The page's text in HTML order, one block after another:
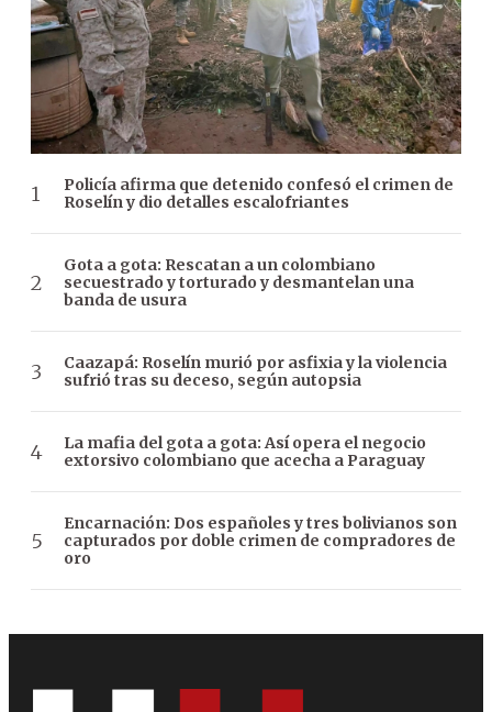
Policía afirma que detenido confesó el crimen de
Roselín y dio detalles escalofriantes
Gota a gota: Rescatan a un colombiano
secuestrado y torturado y desmantelan una
banda de usura
Caazapá: Roselín murió por asfixia y la violencia
sufrió tras su deceso, según autopsia
La mafia del gota a gota: Así opera el negocio
extorsivo colombiano que acecha a Paraguay
Encarnación: Dos españoles y tres bolivianos son
capturados por doble crimen de compradores de
oro